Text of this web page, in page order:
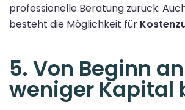
professionelle Beratung zurück.
besteht die Möglichkeit für
5. Von Beginn an
weniger Kapital